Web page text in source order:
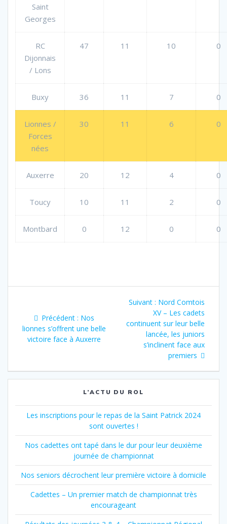
Saint
Georges
RC
Dijonnais
/ Lons
47 11 10 0
Buxy 36 11 7 0
Lionnes /
Forces
nées
30 11 6 0
Auxerre 20 12 4 0
Toucy 10 11 2 0
Montbard 0 12 0 0
l’article
Précédent : Article
précédent
:
Nos
lionnes s’offrent une belle
victoire face à Auxerre
Suivant : Article
suivant
:
Nord Comtois
XV – Les cadets
continuent sur leur belle
lancée, les juniors
s’inclinent face aux
premiers
L’ACTU DU ROL
Les inscriptions pour le repas de la Saint Patrick 2024
sont ouvertes !
Nos cadettes ont tapé dans le dur pour leur deuxième
journée de championnat
Nos seniors décrochent leur première victoire à domicile
Cadettes – Un premier match de championnat très
encourageant